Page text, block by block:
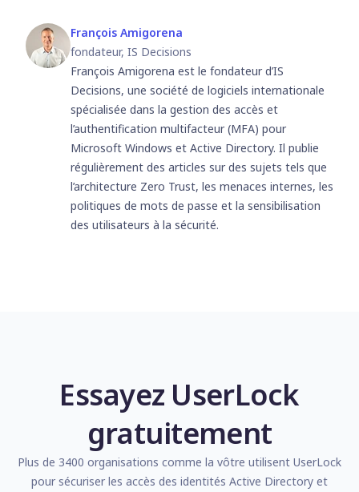
François Amigorena
fondateur, IS Decisions
François Amigorena est le fondateur d’IS
Decisions, une société de logiciels internationale
spécialisée dans la gestion des accès et
l’authentification multifacteur (MFA) pour
Microsoft Windows et Active Directory. Il publie
régulièrement des articles sur des sujets tels que
l’architecture Zero Trust, les menaces internes, les
politiques de mots de passe et la sensibilisation
des utilisateurs à la sécurité.
Essayez UserLock
gratuitement
Plus de 3400 organisations comme la vôtre utilisent UserLock
pour sécuriser les accès des identités Active Directory et